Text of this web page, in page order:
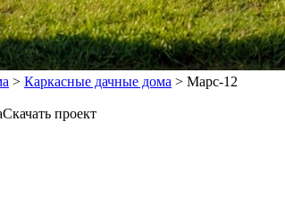
> Каркасные дачные дома > Марс-12
Скачать проект